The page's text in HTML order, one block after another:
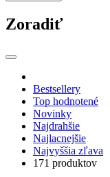
Zoradiť
Bestsellery
Top hodnotené
Novinky
Najdrahšie
Najlacnejšie
Najvyššia zľava
171 produktov